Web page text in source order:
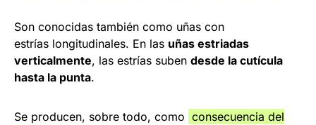
Son conocidas también como uñas con
estrías longitudinales. En las uñas estriadas
verticalmente, las estrías suben desde la cutícula
hasta la punta.
Se producen, sobre todo, como consecuencia del